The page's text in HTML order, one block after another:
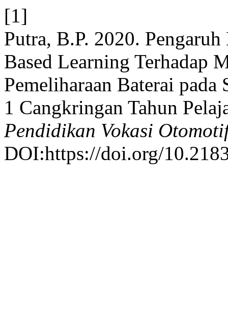
[1]
Putra, B.P. 2020.
Based Learning Terhadap
Pemeliharaan Baterai
1 Cangkringan Tahun
Pendidikan Vokasi
DOI:https://doi.org/